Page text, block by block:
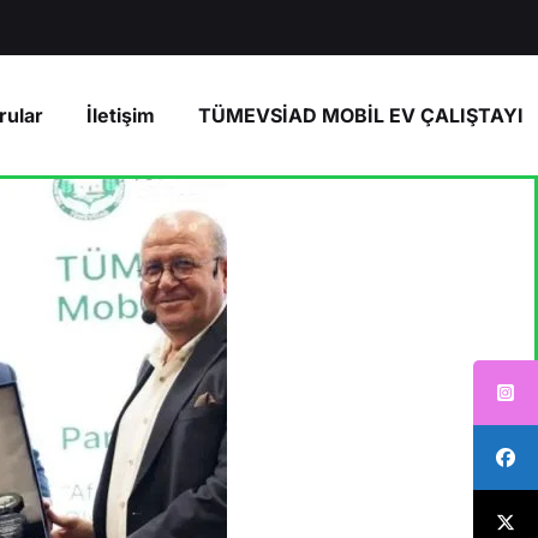
İletişim TÜMEVSİAD MOBİL EV ÇALIŞTAYI